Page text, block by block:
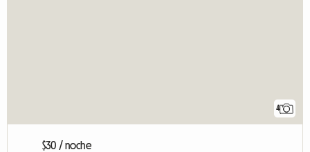
4
$30 / noche